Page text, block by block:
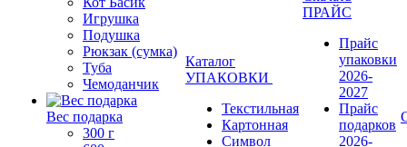
Игрушка
Подушка
Рюкзак (сумка)
Туба
Чемоданчик
Вес подарка
300 г
Каталог
УПАКОВКИ
Текстильная
Картонная
Символ
ПРАЙС
Прайс
упаковки
2026-
2027
Прайс
подарков
2026-